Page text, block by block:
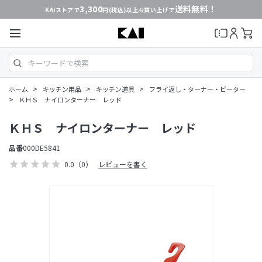
KAIストアで3,300円(税込)以上お買い上げで送料無料！
ホーム > キッチン用品 > キッチン道具 > フライ返し・ターナー・ビーター
> ＫＨＳ ナイロンターナー レッド
0.0 （0） レビューを書く
ＫＨＳ ナイロンターナー レッド
品番000DE5841